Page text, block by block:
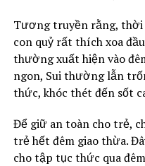
Tương truyền rằng, thời
con quỷ rất thích xoa
thường xuất hiện vào
ngon, Sui thường lẫn
thức, khóc thét đến sốt
Để giữ an toàn cho trẻ,
trẻ hết đêm giao thừa.
cho tập tục thức qua